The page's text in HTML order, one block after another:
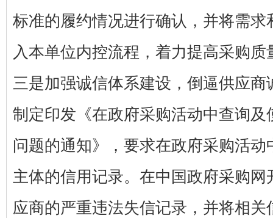
标准的履约情况进行确认，并将需求
入本单位内控流程，着力提高采购质
三是加强诚信体系建设，倒逼供应商
制定印发《在政府采购活动中查询及
问题的通知》，要求在政府采购活动
主体的信用记录。在中国政府采购网
应商的严重违法失信记录，并将相关